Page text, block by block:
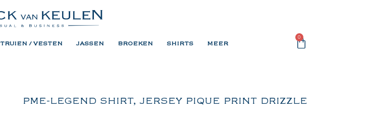
TRUIEN / VESTEN JASSEN BROEKEN SHIRTS MEER
0
PME-LEGEND SHIRT, JERSEY PIQUE PRINT DRIZZLE